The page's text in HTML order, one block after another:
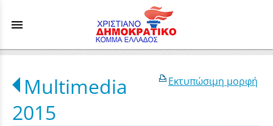
menu
Εκτυπώσιμη μορφή
Multimedia
2015